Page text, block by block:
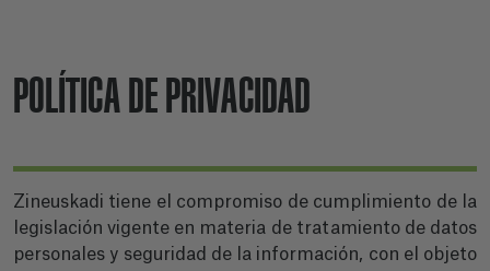
POLÍTICA DE PRIVACIDAD
Zineuskadi tiene el compromiso de cumplimiento de la
legislación vigente en materia de tratamiento de datos
personales y seguridad de la información, con el objeto